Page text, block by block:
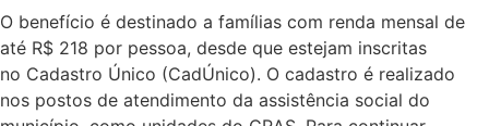
O benefício é destinado a famílias com renda mensal de
até R$ 218 por pessoa, desde que estejam inscritas
no Cadastro Único (CadÚnico). O cadastro é realizado
nos postos de atendimento da assistência social do